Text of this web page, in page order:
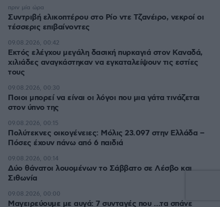
Συντριβή ελικοπτέρου στο Ρίο ντε Τζανέιρο, νεκροί οι
τέσσερις επιβαίνοντες
πριν μία ώρα
Εκτός ελέγχου μεγάλη δασική πυρκαγιά στον Καναδά,
χιλιάδες αναγκάστηκαν να εγκαταλείψουν τις εστίες
τους
09.08.2026, 00:42
Ποιοι μπορεί να είναι οι λόγοι που μια γάτα τινάζεται
στον ύπνο της
09.08.2026, 00:30
Πολύτεκνες οικογένειες: Μόλις 23.097 στην Ελλάδα –
Πόσες έχουν πάνω από 6 παιδιά
09.08.2026, 00:15
Δύο θάνατοι λουομένων το Σάββατο σε Λέσβο και
Σιθωνία
09.08.2026, 00:14
Μαγειρεύουμε με αυγά: 7 συνταγές που …τα σπάνε
09.08.2026, 00:00